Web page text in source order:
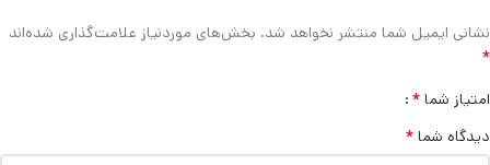
نشانی ایمیل شما منتشر نخواهد شد. بخش‌های موردنیاز علامت‌گذاری شده‌اند
*
امتیاز شما *
دیدگاه شما *